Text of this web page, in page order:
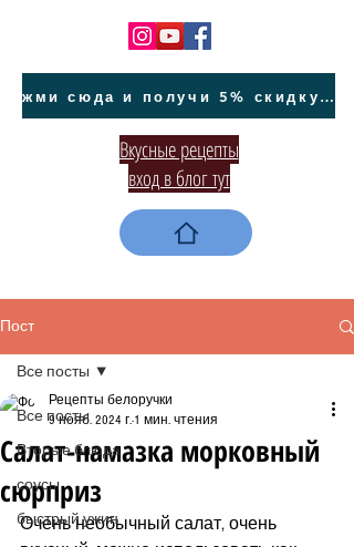
жми сюда и получи 5% скидку на покупку авто на Кипре и автообслуживание
Вкусные рецепты
вход в блог тут
Пост
Все посты
Вторые блюда
соусы
быстрый ужин
Все посты
Салат-намазка морковный
сюрприз
Рецепты белоручки
9 нояб. 2024 г. 1 мин. чтения
Очень необычный салат, очень